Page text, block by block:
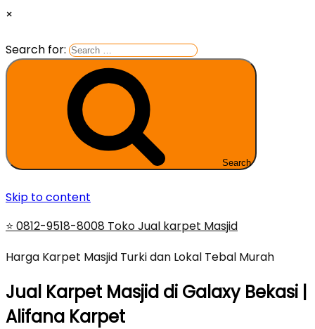
×
Search for:
Search
Skip to content
⭐ 0812-9518-8008 Toko Jual karpet Masjid
Harga Karpet Masjid Turki dan Lokal Tebal Murah
Jual Karpet Masjid di Galaxy Bekasi |
Alifana Karpet